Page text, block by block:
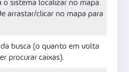
o sistema localizar no mapa.
arrastar/clicar no mapa para
busca (o quanto em volta
procurar caixas).